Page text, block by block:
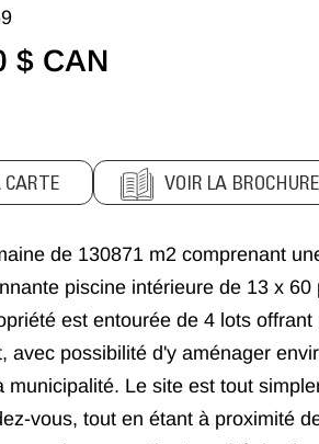
$ CAN
CARTE VOIR LA BROCHURE
de 130871 m2 comprenant
piscine intérieure de 13 x
est entourée de 4 lots
avec possibilité d'y aménager
municipalité. Le site est tout
vous, tout en étant à proximité